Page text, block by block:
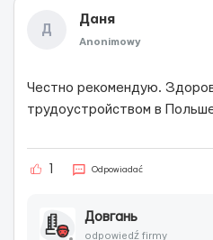
Д
Даня
Anonimowy
Честно рекомендую.
трудоустройством в
Odpowiadać
Довгань
odpowiedź firmy